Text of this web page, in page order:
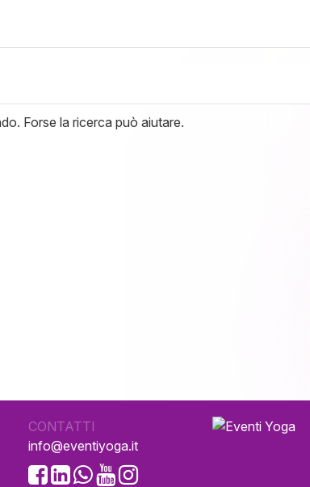
Forse la ricerca può aiutare.
CONTATTI
info@eventiyoga.it